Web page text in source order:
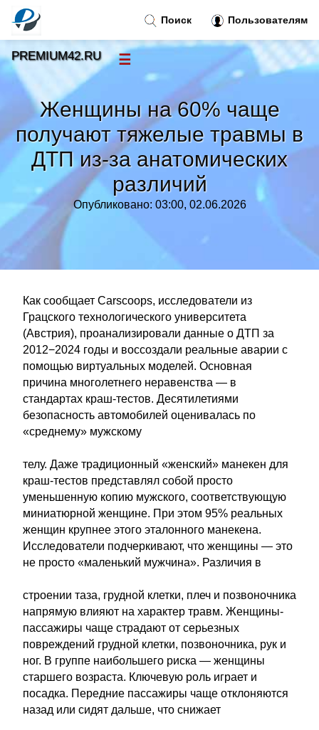
Женщины на 60% чаще
получают тяжелые травмы в
ДТП из-за анатомических
различий
Опубликовано: 03:00, 02.06.2026
Как сообщает Carscoops, исследователи из
Грацского технологического университета
(Австрия), проанализировали данные о ДТП за
2012−2024 годы и воссоздали реальные аварии с
помощью виртуальных моделей. Основная
причина многолетнего неравенства — в
стандартах краш-тестов. Десятилетиями
безопасность автомобилей оценивалась по
«среднему» мужскому
телу. Даже традиционный «женский» манекен для
краш-тестов представлял собой просто
уменьшенную копию мужского, соответствующую
миниатюрной женщине. При этом 95% реальных
женщин крупнее этого эталонного манекена.
Исследователи подчеркивают, что женщины — это
не просто «маленький мужчина». Различия в
строении таза, грудной клетки, плеч и позвоночника
напрямую влияют на характер травм. Женщины-
пассажиры чаще страдают от серьезных
повреждений грудной клетки, позвоночника, рук и
ног. В группе наибольшего риска — женщины
старшего возраста. Ключевую роль играет и
посадка. Передние пассажиры чаще отклоняются
назад или сидят дальше, что снижает
Поиск Пользователям
PREMIUM42.RU ☰
Тренды новостей»
Рубрики
Правила »